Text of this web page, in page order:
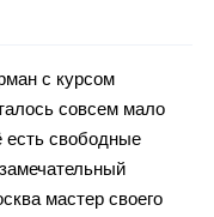
с курсом
совсем мало
есть свободные
мастер своего